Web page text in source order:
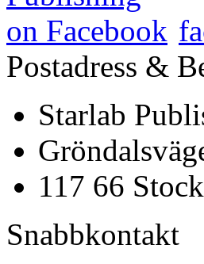
Postadress &
Starlab
117 66
Snabbkontakt